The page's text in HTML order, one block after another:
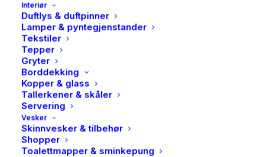
Interiør
Duftlys & duftpinner
Lamper & pyntegjenstander
Tekstiler
Tepper
Gryter
Borddekking
Kopper & glass
Tallerkener & skåler
Servering
Vesker
Skinnvesker & tilbehør
Shopper
Toalettmapper & sminkepung